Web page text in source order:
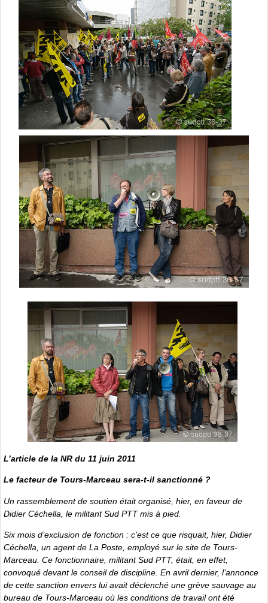
L’article de la NR du 11 juin 2011
Le facteur de Tours-Marceau sera-t-il sanctionné ?
Un rassemblement de soutien était organisé, hier, en faveur de
Didier Céchella, le militant Sud PTT mis à pied.
Six mois d’exclusion de fonction : c’est ce que risquait, hier, Didier
Céchella, un agent de La Poste, employé sur le site de Tours-
Marceau. Ce fonctionnaire, militant Sud PTT, était, en effet,
convoqué devant le conseil de discipline. En avril dernier, l’annonce
de cette sanction envers lui avait déclenché une grève sauvage au
bureau de Tours-Marceau où les conditions de travail ont été